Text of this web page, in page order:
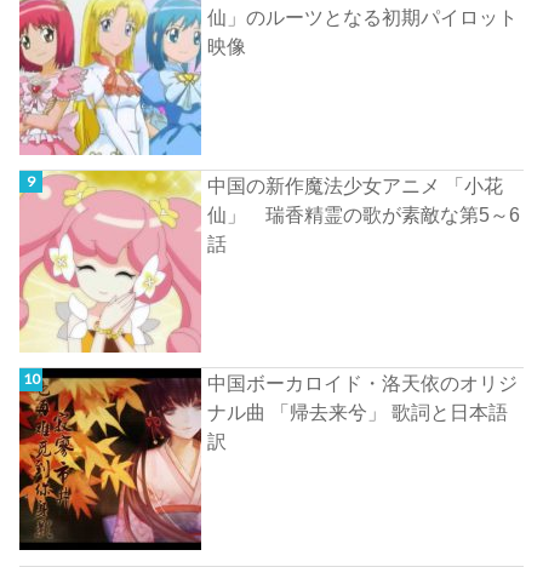
仙」のルーツとなる初期パイロット
映像
中国の新作魔法少女アニメ 「小花
仙」 瑞香精霊の歌が素敵な第5～6
話
中国ボーカロイド・洛天依のオリジ
ナル曲 「帰去来兮」 歌詞と日本語
訳